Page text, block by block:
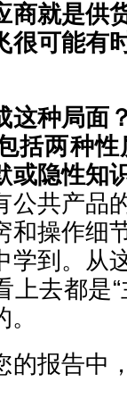
商就是供
很可能有
这种局面
括两种
隐性知识
公共产品
和操作细
学到。从
上去都是
的报告中